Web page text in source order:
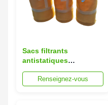
Sacs filtrants
antistatiques
conformes aux normes
CEI 62631-3-2 et à la
Renseignez-vous